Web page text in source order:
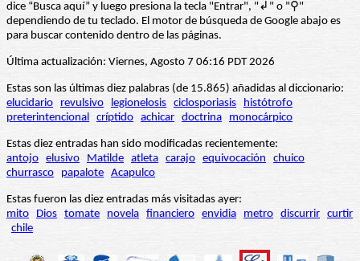
dice “Busca aquí” y luego presiona la tecla "Entrar", "↲" o "⚲"
dependiendo de tu teclado. El motor de búsqueda de Google abajo es
para buscar contenido dentro de las páginas.
Última actualización: Viernes, Agosto 7 06:16 PDT 2026
Estas son las últimas diez palabras (de 15.865) añadidas al diccionario:
elucidario
revulsivo legionelosis ciclosporiasis
histótrofo
preterintencional críptido achicar doctrina monocárpico
Estas diez entradas han sido modificadas recientemente:
antojo elusivo Matilde atleta carajo equivocación
chuico
churrasco
papalote Acapulco
Estas fueron las diez entradas más visitadas ayer:
mito
Dios tomate novela financiero envidia metro discurrir curtir
chile